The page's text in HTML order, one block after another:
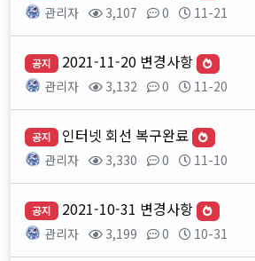
관리자 3,107 0 11-21
공지 2021-11-20 변경사항
관리자 3,132 0 11-20
공지 인터넷 회선 복구완료
관리자 3,330 0 11-10
공지 2021-10-31 변경사항
관리자 3,199 0 10-31